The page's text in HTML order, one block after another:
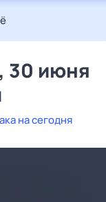
30 июня
на сегодня